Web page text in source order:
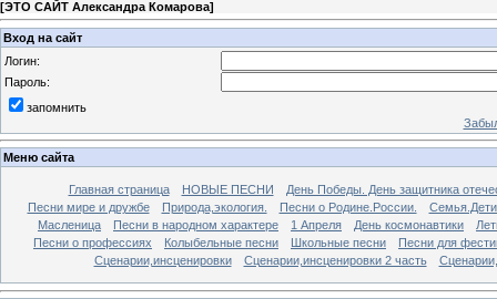
[ЭТО САЙТ Александра Комарова]
Вход на сайт
Логин:
Пароль:
запомнить
Меню сайта
Главная страница НОВЫЕ ПЕСНИ
День Победы. День защитника
Песни мире и дружбе
Природа,экология. Песни о Родине.России.
Масленица
Песни в народном характере 1 Апреля День космонавтики
Песни о профессиях
Колыбельные песни Школьные песни
Песни для
Сценарии,инсценировки
Сценарии,инсценировки 2 часть